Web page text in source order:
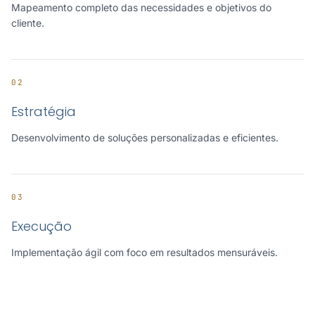
Mapeamento completo das necessidades e objetivos do
cliente.
02
Estratégia
Desenvolvimento de soluções personalizadas e eficientes.
03
Execução
Implementação ágil com foco em resultados mensuráveis.